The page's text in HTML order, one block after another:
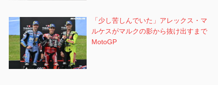
「少し苦しんでいた」アレックス・マ
ルケスがマルクの影から抜け出すまで
MotoGP